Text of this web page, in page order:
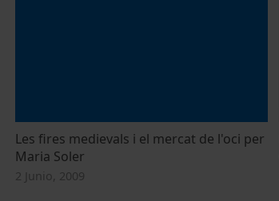
Les fires medievals i el mercat de l'oci per
Maria Soler
2 Junio, 2009